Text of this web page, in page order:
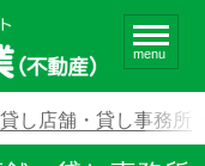
menu
し店舗・貸し事務所